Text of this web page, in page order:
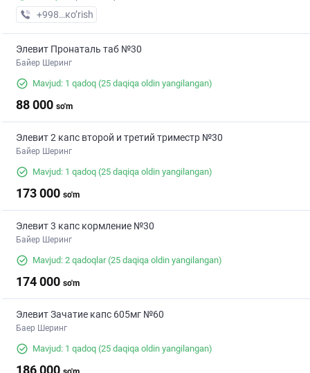
+998 (91) XXX-XX-XX
кo’rish
Элевит Пронаталь таб №30
Байер Шеринг
Mavjud: 1 qadoq (25 daqiqa oldin yangilangan)
88 000 so'm
Элевит 2 капс второй и третий триместр №30
Байер Шеринг
Mavjud: 1 qadoq (25 daqiqa oldin yangilangan)
173 000 so'm
Элевит 3 капс кормление №30
Байер Шеринг
Mavjud: 2 qadoqlar(25 daqiqa oldin yangilangan)
174 000 so'm
Элевит Зачатие капс 605мг №60
Баер Шеринг
Mavjud: 1 qadoq (25 daqiqa oldin yangilangan)
186 000